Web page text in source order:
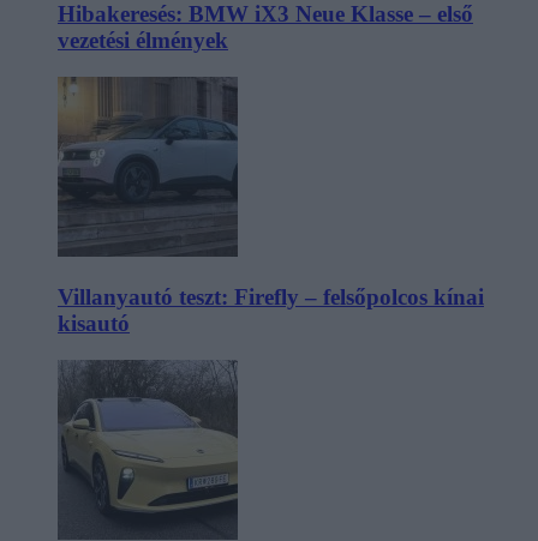
Hibakeresés: BMW iX3 Neue Klasse – első
vezetési élmények
Villanyautó teszt: Firefly – felsőpolcos kínai
kisautó